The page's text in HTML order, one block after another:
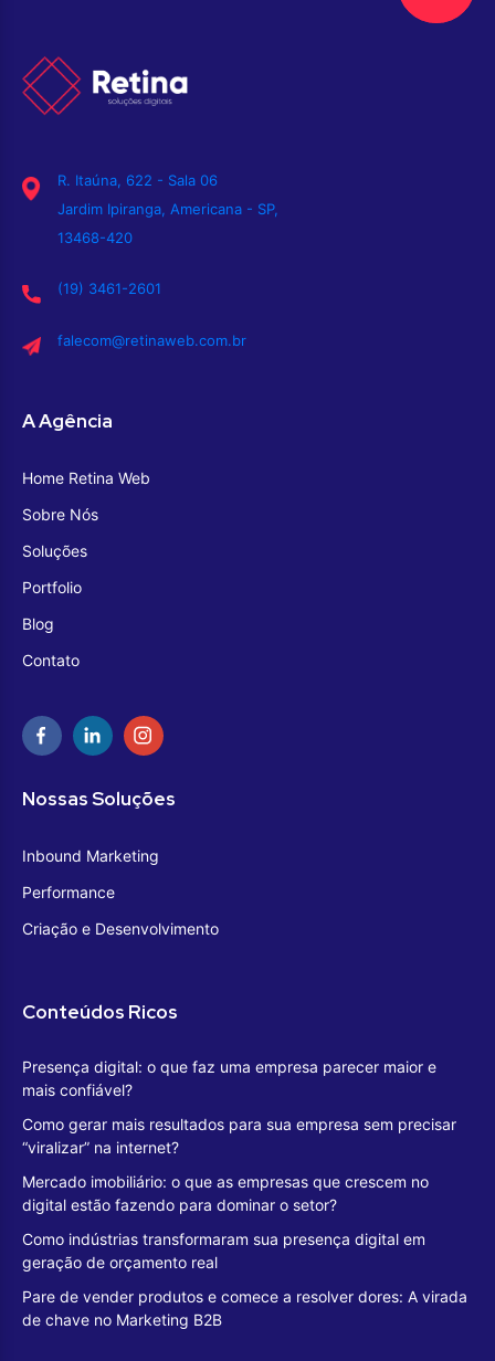
R. Itaúna, 622 - Sala 06
Jardim Ipiranga, Americana - SP,
13468-420
(19) 3461-2601
falecom@retinaweb.com.br
A Agência
Home Retina Web
Sobre Nós
Soluções
Portfolio
Blog
Contato
Nossas Soluções
Inbound Marketing
Performance
Criação e Desenvolvimento
Conteúdos Ricos
Presença digital: o que faz uma empresa parecer maior e
mais confiável?
Como gerar mais resultados para sua empresa sem precisar
“viralizar” na internet?
Mercado imobiliário: o que as empresas que crescem no
digital estão fazendo para dominar o setor?
Como indústrias transformaram sua presença digital em
geração de orçamento real
Pare de vender produtos e comece a resolver dores: A virada
de chave no Marketing B2B